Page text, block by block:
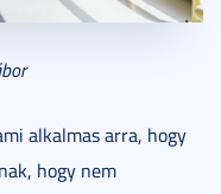
alkalmas arra, hogy
hogy nem